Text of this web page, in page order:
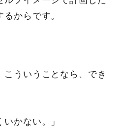
からです。
こういうことなら、でき
かない。」